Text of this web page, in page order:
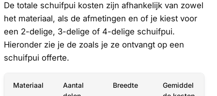
De totale schuifpui kosten zijn afhankelijk van zowel
het materiaal, als de afmetingen en of je kiest voor
een 2-delige, 3-delige of 4-delige schuifpui.
Hieronder zie je de zoals je ze ontvangt op een
schuifpui offerte.
Materiaal
Aantal
Breedte
Gemiddel